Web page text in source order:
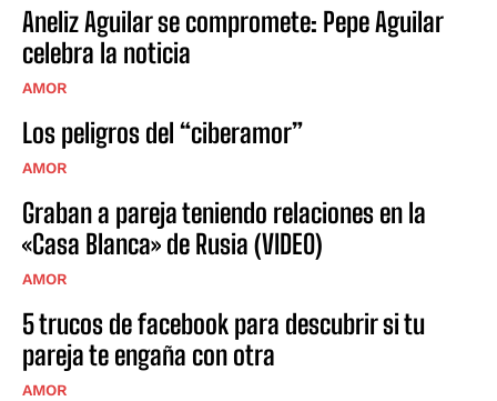
Aneliz Aguilar se compromete: Pepe Aguilar
celebra la noticia
AMOR
Los peligros del “ciberamor”
AMOR
Graban a pareja teniendo relaciones en la
«Casa Blanca» de Rusia (VIDEO)
AMOR
5 trucos de facebook para descubrir si tu
pareja te engaña con otra
AMOR